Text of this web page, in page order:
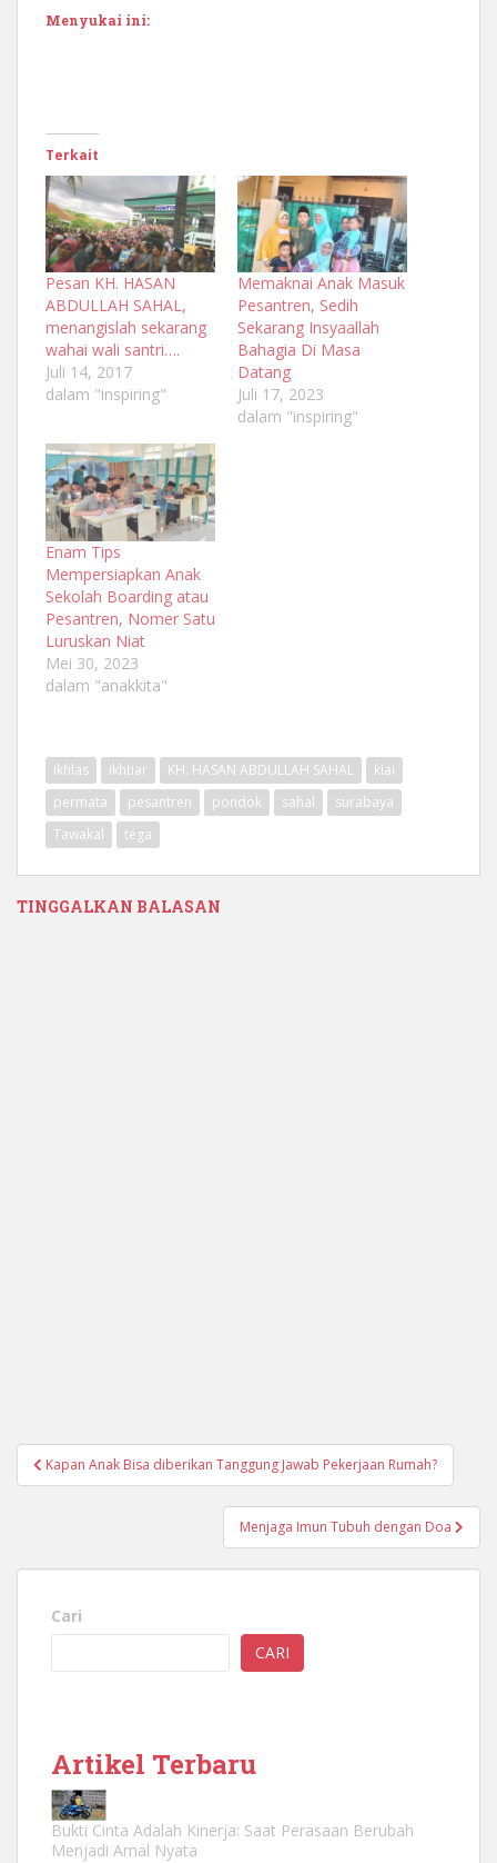
Menyukai ini:
Terkait
Pesan KH. HASAN
ABDULLAH SAHAL,
menangislah sekarang
wahai wali santri….
Juli 14, 2017
dalam "inspiring"
Memaknai Anak Masuk
Pesantren, Sedih
Sekarang Insyaallah
Bahagia Di Masa
Datang
Juli 17, 2023
dalam "inspiring"
Enam Tips
Mempersiapkan Anak
Sekolah Boarding atau
Pesantren, Nomer Satu
Luruskan Niat
Mei 30, 2023
dalam "anakkita"
ikhlas ikhtiar KH. HASAN ABDULLAH SAHAL
kiai
permata
pesantren pondok sahal
surabaya
Tawakal
tega
TINGGALKAN BALASAN
Navigasi
pos
Kapan Anak Bisa diberikan Tanggung Jawab Pekerjaan Rumah?
Menjaga Imun Tubuh dengan Doa
Cari
CARI
Artikel Terbaru
Bukti Cinta Adalah Kinerja: Saat Perasaan Berubah
Menjadi Amal Nyata